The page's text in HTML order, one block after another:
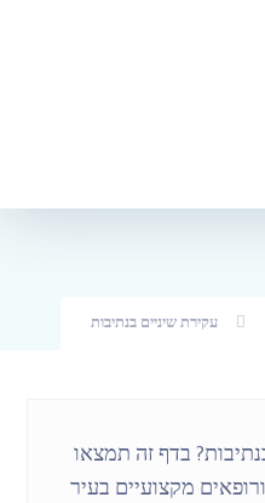
עקירת שיניים בנתיבות
בדף זה תמצאו
מקצועיים בעיר